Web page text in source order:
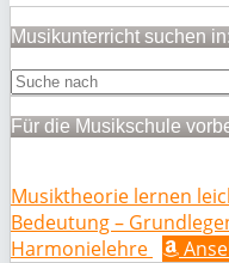
Musikunterricht suchen in:
Für die Musikschule
Musiktheorie lernen
Bedeutung –
Harmonielehre